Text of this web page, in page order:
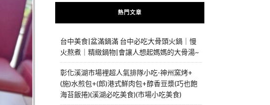
熱門文章
台中美食|盆滿鍋滿 台中必吃大骨頭火鍋｜慢
火熬煮｜精緻鍋物|會讓人想起媽媽的大骨湯~
彰化溪湖市場裡超人氣排隊小吃-神州窯烤+
(施)水煎包+(郎)港式鮮肉包+醇香豆漿(巧也飽
海苔飯捲)(溪湖必吃美食)(市場小吃美食)